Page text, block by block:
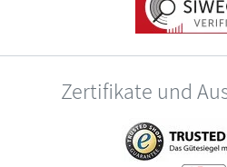
Zertifikate und